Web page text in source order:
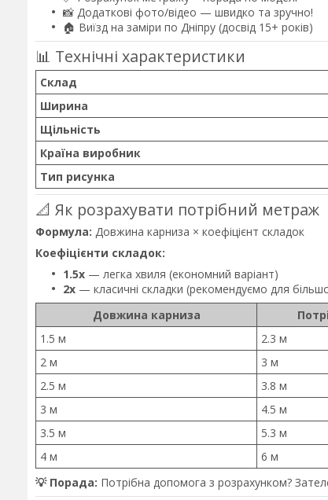
📸 Додаткові фото/відео — швидко та зручно!
🏠 Виїзд на заміри по Дніпру (досвід 15+ років)
📊 Технічні характеристики
Склад
Ширина
Щільність
Країна виробник
Тип рисунка
📐 Як розрахувати потрібний метраж
Формула: Довжина карниза × коефіцієнт складок
Коефіцієнти складок:
1.5x — легка хвиля (економний варіант)
2x — класичні складки (рекомендуємо для
Довжина карниза
1.5 м
2.3 м
2 м
3 м
2.5 м
3.8 м
3 м
4.5 м
3.5 м
5.3 м
4 м
6 м
💡 Порада: Потрібна допомога з розрахунком?